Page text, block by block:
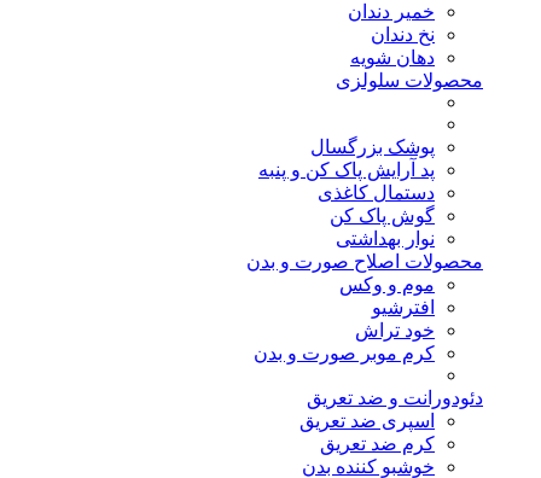
خمیر دندان
نخ دندان
دهان شویه
محصولات سلولزی
پوشک بزرگسال
پد آرایش پاک کن و پنبه
دستمال کاغذی
گوش پاک کن
نوار بهداشتی
محصولات اصلاح صورت و بدن
موم و وکس
افترشیو
خود تراش
کرم موبر صورت و بدن
دئودورانت و ضد تعریق
اسپری ضد تعریق
کرم ضد تعریق
خوشبو کننده بدن